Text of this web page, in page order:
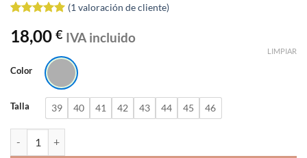
con 5de 5
en base a
valoración
de un
(1 valoración de cliente)
18,00 € IVA incluido
Color
Talla 39 40 41 42 43 44 45 46
LIMPIAR